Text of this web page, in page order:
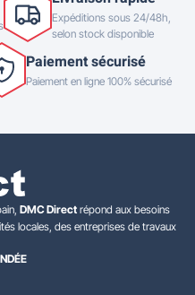
Expéditions sous 24/48h,
selon stock disponible
Paiement sécurisé
Paiement en ligne 100% sécurisé
DMC Direct répond aux besoins
locales, des entreprises de travaux